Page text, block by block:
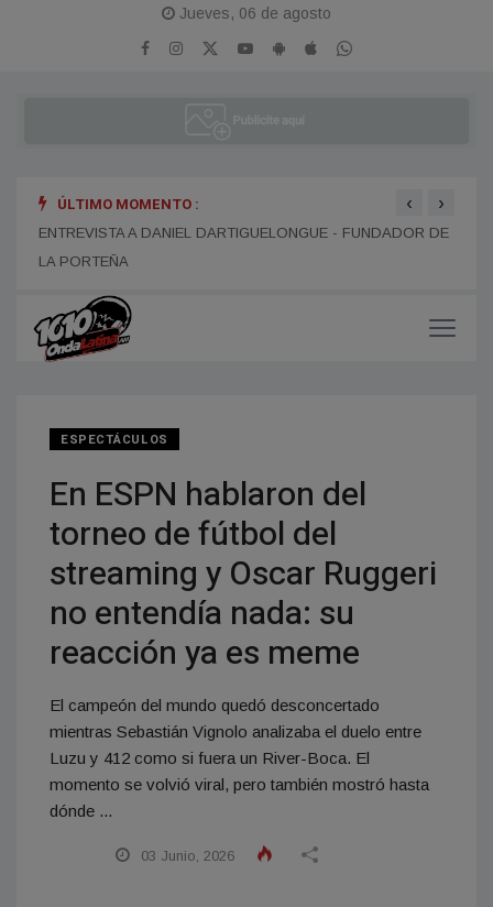
Jueves, 06 de agosto
ÚLTIMO MOMENTO :
ENTREVISTA A DANIEL DARTIGUELONGUE - FUNDADOR DE
LA PORTEÑA
‹ ›
ESPECTÁCULOS
En ESPN hablaron del
torneo de fútbol del
streaming y Oscar Ruggeri
no entendía nada: su
reacción ya es meme
El campeón del mundo quedó desconcertado
mientras Sebastián Vignolo analizaba el duelo entre
Luzu y 412 como si fuera un River-Boca. El
momento se volvió viral, pero también mostró hasta
dónde ...
03 Junio, 2026